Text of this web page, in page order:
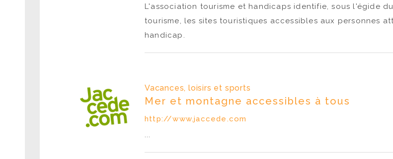
L'association tourisme et handicaps identifie, sous l'égide
tourisme, les sites touristiques accessibles aux personnes
handicap.
Vacances, loisirs et sports
Mer et montagne accessibles à tous
http://www.jaccede.com
...
palumbo/formulaires/1